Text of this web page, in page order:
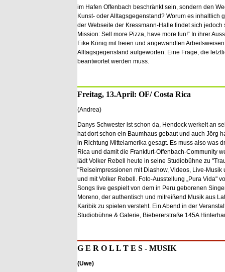
im Hafen Offenbach beschränkt sein, sondern den
Kunst- oder Alltagsgegenstand? Worum es inhaltlich
der Webseite der Kressmann-Halle findet sich
Mission: Sell more Pizza, have more fun!“ In ihrer
Eike König mit freien und angewandten
Alltagsgegenstand aufgeworfen. Eine Frage, die
beantwortet werden muss.
Freitag, 13.April: OF/ Costa Rica
(Andrea)
Danys Schwester ist schon da, Hendock werkelt an
hat dort schon ein Baumhaus gebaut und auch Jörg
in Richtung Mittelamerika gesagt. Es muss also was
Rica und damit die Frankfurt-Offenbach-Community
lädt Volker Rebell heute in seine Studiobühne zu
"Reiseimpressionen mit Diashow, Videos, Live-Musik
und mit Volker Rebell. Foto-Ausstellung „Pura Vida"
Songs live gespielt von dem in Peru geborenen
Moreno, der authentisch und mitreißend Musik aus
Karibik zu spielen versteht. Ein Abend in der
Studiobühne & Galerie, Biebererstraße 145A
G E R O L L T E S - MUSIK
(Uwe)